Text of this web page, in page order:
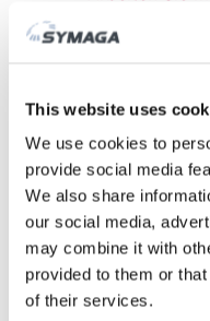
This website uses
We use cookies to
provide social media
We also share
our social media,
may combine it with
provided to them or
of their services.
DOWNLOADEN